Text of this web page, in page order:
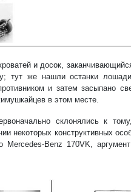
и досок,
тут же нашли останки
и затем засыпано
в этом месте.
склонялись к
некоторых конструктивных
Benz 170VK,